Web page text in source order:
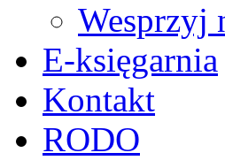
Wesprzyj
E-księgarnia
Kontakt
RODO